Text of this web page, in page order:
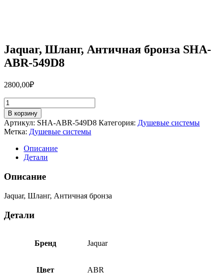
Jaquar, Шланг, Античная бронза SHA-
ABR-549D8
2800,00₽
Количество
товара
Jaquar,
Шланг,
Античная
бронза
SHA-
549D8
В корзину
Артикул: SHA-ABR-549D8 Категория: Душевые системы
Метка: Душевые системы
Описание
Детали
Описание
Jaquar, Шланг, Античная бронза
Детали
Бренд Jaquar
Цвет ABR